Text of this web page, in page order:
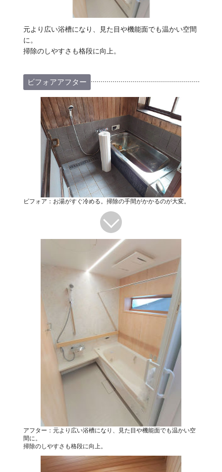
元より広い浴槽になり、見た目や機能面でも温かい空間
に。
掃除のしやすさも格段に向上。
ビフォアアフター
ビフォア：お湯がすぐ冷める。掃除の手間がかかるのが大変。
アフター：元より広い浴槽になり、見た目や機能面でも温かい空
間に。
掃除のしやすさも格段に向上。